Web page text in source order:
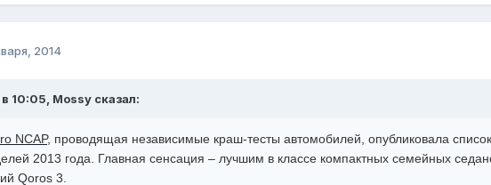
2014
10:05, Mossy сказал:
NCAP, проводящая независимые краш-тесты автомобилей, опубликовала
2013 года. Главная сенсация – лучшим в классе компактных семейных
Qoros 3.